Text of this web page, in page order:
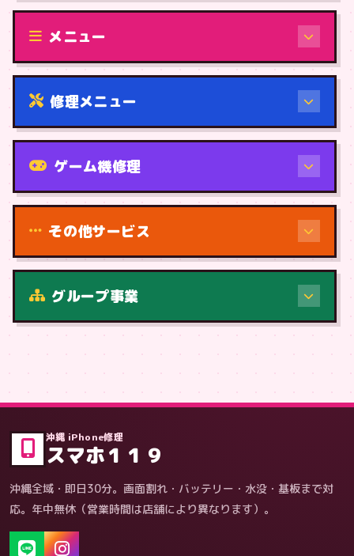
修理（機種から）
メニュー
修理メニュー
機種から
症状・内容から
ゲーム機修理
その他サービス
グループ事業
沖縄 iPhone修理
スマホ１１９
沖縄全域・即日30分。画面割れ・バッテリー・水没・基板まで対
応。年中無休（営業時間は店舗により異なります）。